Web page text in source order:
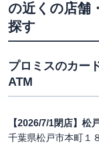
の近くの店舗
探す
プロミスのカー
ATM
【2026/7/1閉店】松
千葉県松戸市本町１